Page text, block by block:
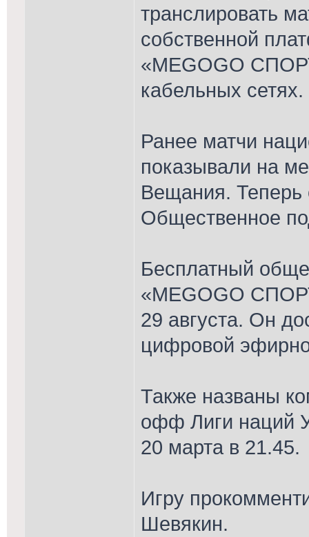
транслировать
собственной
«MEGOGO
кабельных сетях.
Ранее матчи
показывали на
Вещания. Теперь
Общественное
Бесплатный
«MEGOGO
29 августа. Он
цифровой
Также названы
офф Лиги наций
20 марта в 21.45.
Игру
Шевякин.